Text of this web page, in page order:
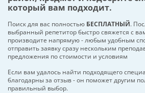
который вам подходит.
Поиск для вас полностью БЕСПЛАТНЫЙ.
выбранный репетитор быстро свяжется с
производите напрямую - любым удобным
отправить заявку сразу нескольким
предложения по стоимости и условиям
Если вам удалось найти подходящего
благодарны за отзыв - он поможет другим
правильный выбор.